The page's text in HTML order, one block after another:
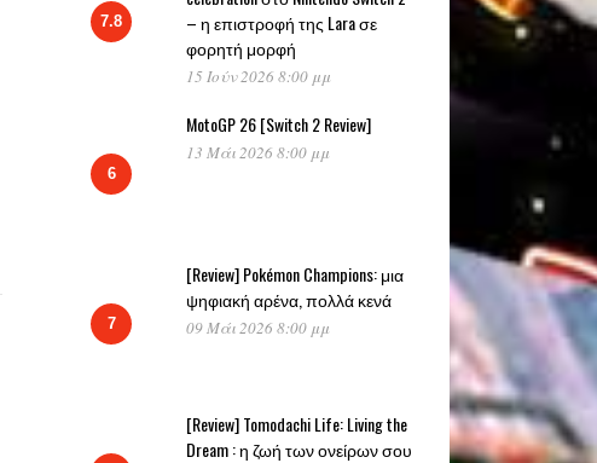
7.8
– η επιστροφή της Lara σε
φορητή μορφή
15 Ιούν 2026 8:00 μμ
6
MotoGP 26 [Switch 2 Review]
13 Μάι 2026 8:00 μμ
7
[Review] Pokémon Champions: μια
ψηφιακή αρένα, πολλά κενά
09 Μάι 2026 8:00 μμ
[Review] Tomodachi Life: Living the
Dream : η ζωή των ονείρων σου